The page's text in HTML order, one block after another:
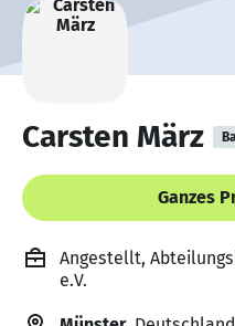
Carsten März
Ganzes
Angestellt,
e.V.